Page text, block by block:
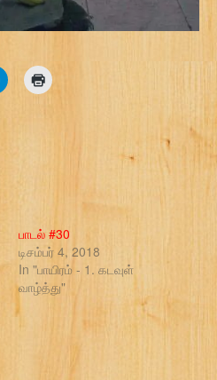
பாடல் #30
டிசம்பர் 4, 2018
In "பாயிரம் - 1. கடவுள்
வாழ்த்து"